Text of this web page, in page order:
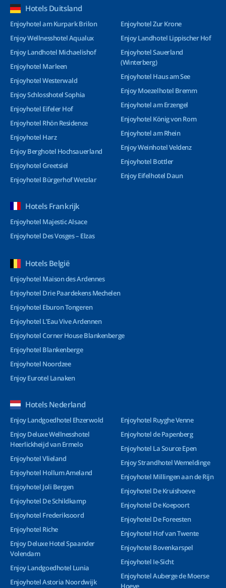
Hotels Duitsland
Enjoyhotel am Kurpark Brilon
Enjoy Wellnesshotel Aqualux
Enjoy Landhotel Michaelishof
Enjoyhotel Marleen
Enjoyhotel Westerwald
Enjoy Schlosshotel Sophia
Enjoyhotel Eifeler Hof
Enjoyhotel Rhön Residence
Enjoyhotel Harz
Enjoy Berghotel Hochsauerland
Enjoyhotel Greetsiel
Enjoyhotel Bürgerhof Wetzlar
Enjoyhotel Zur Krone
Enjoy Landhotel Lippischer Hof
Enjoyhotel Sauerland
(Winterberg)
Enjoyhotel Haus am See
Enjoy Moezelhotel Bremm
Enjoyhotel am Erzengel
Enjoyhotel König von Rom
Enjoyhotel am Rhein
Enjoy Weinhotel Veldenz
Enjoyhotel Bottler
Enjoy Eifelhotel Daun
Hotels Frankrijk
Enjoyhotel Majestic Alsace
Enjoyhotel Des Vosges – Elzas
Hotels België
Enjoyhotel Maison des Ardennes
Enjoyhotel Drie Paardekens Mechelen
Enjoyhotel Eburon Tongeren
Enjoyhotel L’Eau Vive Ardennen
Enjoyhotel Corner House Blankenberge
Enjoyhotel Blankenberge
Enjoyhotel Noordzee
Enjoy Eurotel Lanaken
Hotels Nederland
Enjoy Landgoedhotel Ehzerwold
Enjoy Deluxe Wellnesshotel
Heerlickheijd van Ermelo
Enjoyhotel Vlieland
Enjoyhotel Hollum Ameland
Enjoyhotel Joli Bergen
Enjoyhotel De Schildkamp
Enjoyhotel Frederiksoord
Enjoyhotel Riche
Enjoy Deluxe Hotel Spaander
Volendam
Enjoy Landgoedhotel Lunia
Enjoyhotel Astoria Noordwijk
Enjoyhotel Ruyghe Venne
Enjoyhotel de Papenberg
Enjoyhotel La Source Epen
Enjoy Strandhotel Wemeldinge
Enjoyhotel Millingen aan de Rijn
Enjoyhotel De Kruishoeve
Enjoyhotel De Koepoort
Enjoyhotel De Foreesten
Enjoyhotel Hof van Twente
Enjoyhotel Bovenkarspel
Enjoyhotel Ie-Sicht
Enjoyhotel Auberge de Moerse
Hoeve